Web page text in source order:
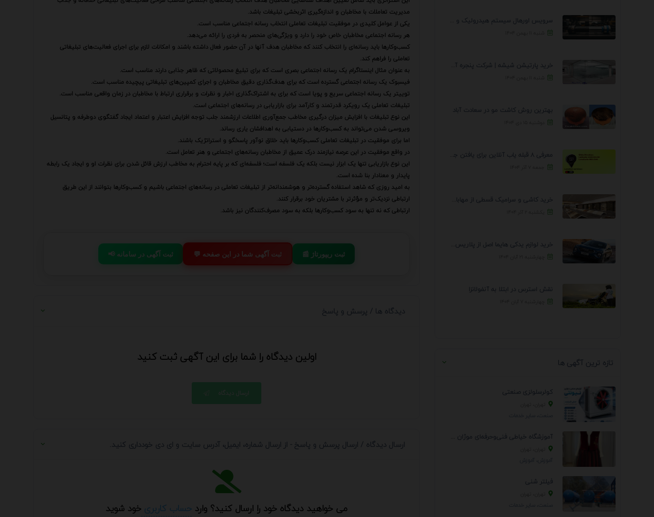
مدیریت تعاملات با مخاطبان و اندازه‌گیری اثربخشی تبلیغات باشد.
یکی از عوامل کلیدی در موفقیت تبلیغات تعاملی انتخاب رسانه اجتماعی مناسب است.
هر رسانه اجتماعی مخاطبان خاص خود را دارد و ویژگی‌های منحصر به فردی را ارائه می‌دهد.
کسب‌وکارها باید رسانه‌ای را انتخاب کنند که مخاطبان هدف آنها در آن حضور فعال داشته باشند و امکانات لازم برای اجرای فعالیت‌های تبلیغاتی
تعاملی را فراهم کند.
به عنوان مثال اینستاگرام یک رسانه اجتماعی بصری است که برای تبلیغ محصولاتی که ظاهر جذابی دارند مناسب است.
فیسبوک یک رسانه اجتماعی گسترده است که برای هدف‌گذاری دقیق مخاطبان و اجرای کمپین‌های تبلیغاتی پیچیده مناسب است.
توییتر یک رسانه اجتماعی سریع و پویا است که برای به اشتراک‌گذاری اخبار و نظرات و برقراری ارتباط با مخاطبان در زمان واقعی مناسب است.
تبلیغات تعاملی یک رویکرد قدرتمند و کارآمد برای بازاریابی در رسانه‌های اجتماعی است.
این نوع تبلیغات با افزایش میزان درگیری مخاطب جمع‌آوری اطلاعات ارزشمند جلب توجه افزایش اعتبار و اعتماد ایجاد گفتگوی دوطرفه و پتانسیل
ویروسی شدن می‌تواند به کسب‌وکارها در دستیابی به اهدافشان یاری رساند.
اما برای موفقیت در تبلیغات تعاملی کسب‌وکارها باید خلاق نوآور پاسخگو و استراتژیک باشند.
در واقع موفقیت در این عرصه نیازمند درک عمیق از مخاطبان رسانه‌های اجتماعی و هنر تعامل است.
این نوع بازاریابی تنها یک ابزار نیست بلکه یک فلسفه است؛ فلسفه‌ای که بر پایه احترام به مخاطب ارزش قائل شدن برای نظرات او و ایجاد یک رابطه
پایدار و معنادار بنا شده است.
به امید روزی که شاهد استفاده گسترده‌تر و هوشمندانه‌تر از تبلیغات تعاملی در رسانه‌های اجتماعی باشیم و کسب‌وکارها بتوانند از این طریق
ارتباطی نزدیک‌تر و مؤثرتر با مشتریان خود برقرار کنند.
ارتباطی که نه تنها به سود کسب‌وکارها بلکه به سود مصرف‌کنندگان نیز باشد.
📢 ثبت آگهی در سامانه 💬 ثبت آگهی شما در این صفحه 📰 ثبت ریپورتاژ
دیدگاه ها / پرسش و پاسخ
اولین دیدگاه را شما برای این آگهی ثبت کنید
ارسال دیدگاه
ارسال دیدگاه / ارسال پرسش و پاسخ - از ارسال شماره، ایمیل، آدرس سایت و ای دی خودداری کنید.
می خواهید دیدگاه خود را ارسال کنید؟ وارد حساب کاربری خود شوید
خرید پارتیشن شیشه | شرکت پنجره آسمان
بهترین روش کاشت مو در سعادت آباد
معرفی 8 قبله یاب آنلاین برای یافتن جهت انجام ...
نقش استرس در ابتلا به آنفولانزا
تازه ترین آگهی ها
کولرسلولزی صنعتی
فیلتر شنی